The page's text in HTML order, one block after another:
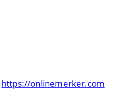
https://onlinemerker.com